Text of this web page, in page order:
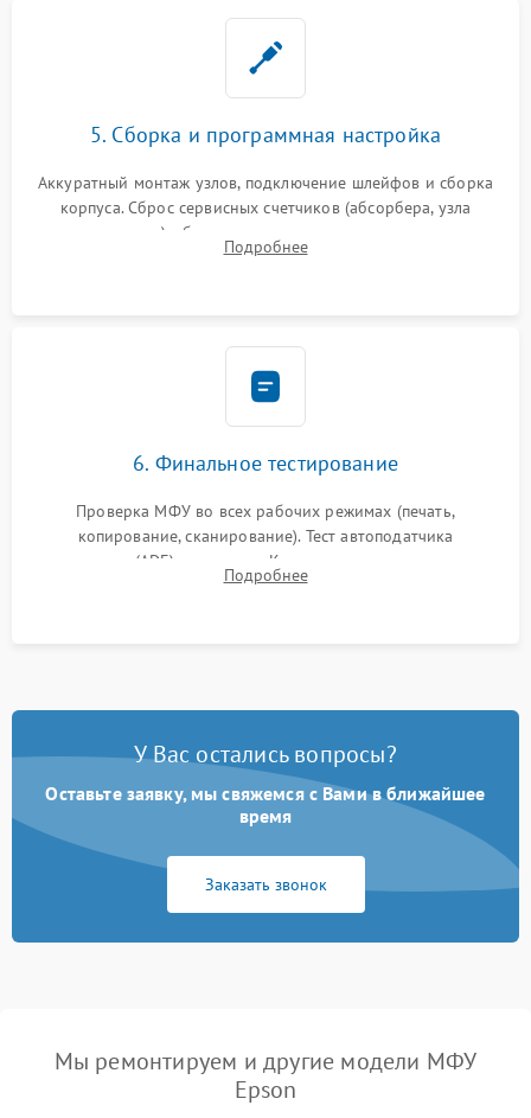
5. Сборка и программная настройка
Аккуратный монтаж узлов, подключение шлейфов и сборка
корпуса. Сброс сервисных счетчиков (абсорбера, узла
закрепления), обновление прошивки и программная
калибровка цветопередачи и позиционирования сканера.
Подробнее
6. Финальное тестирование
Проверка МФУ во всех рабочих режимах (печать,
копирование, сканирование). Тест автоподатчика
документов (ADF) и дуплекса. Контроль качества отпечатка
на отсутствие серого фона, полос и надежность запекания
Подробнее
У Вас остались вопросы?
Оставьте заявку, мы свяжемся с Вами в ближайшее
время
Заказать звонок
Мы ремонтируем и другие модели МФУ
Epson